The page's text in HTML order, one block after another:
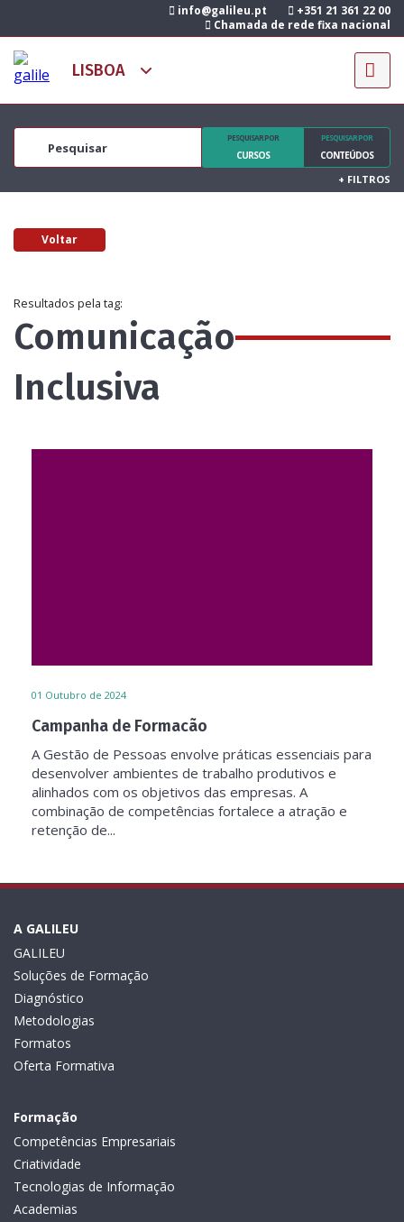
info@galileu.pt
+351 21 361 22 00
Chamada de rede fixa nacional
PESQUISAR POR
CURSOS
PESQUISAR POR
CONTEÚDOS
+ FILTROS
Voltar
Resultados pela tag:
Comunicação
Inclusiva
01 Outubro de 2024
Campanha de Formacão
A Gestão de Pessoas envolve práticas essenciais para
desenvolver ambientes de trabalho produtivos e
alinhados com os objetivos das empresas. A
combinação de competências fortalece a atração e
retenção de...
A GALILEU
GALILEU
Soluções de Formação
Diagnóstico
Metodologias
Formatos
Oferta Formativa
Formação
Competências Empresariais
Criatividade
Tecnologias de Informação
Academias